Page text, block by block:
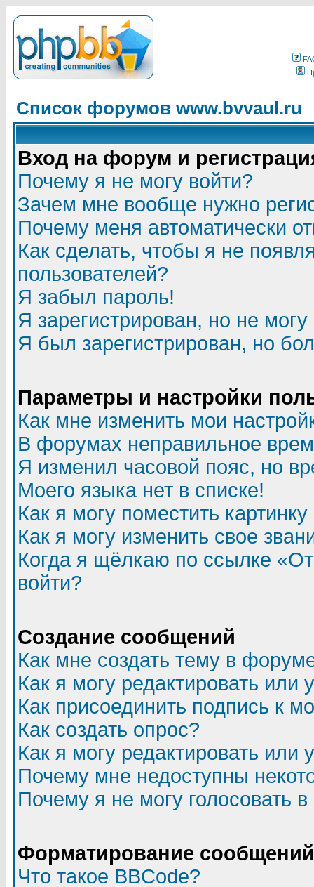
Список форумов www.bvvaul.ru
Вход на форум и
Почему я не могу войти?
Зачем мне вообще нужно
Почему меня автоматически
Как сделать, чтобы я не
пользователей?
Я забыл пароль!
Я зарегистрирован, но не могу
Я был зарегистрирован, но
Параметры и настройки
Как мне изменить мои
В форумах неправильное
Я изменил часовой пояс, но
Моего языка нет в списке!
Как я могу поместить
Как я могу изменить свое
Когда я щёлкаю по ссылке
войти?
Создание сообщений
Как мне создать тему в
Как я могу редактировать или
Как присоединить подпись к
Как создать опрос?
Как я могу редактировать или
Почему мне недоступны
Почему я не могу голосовать
Форматирование
Что такое BBCode?